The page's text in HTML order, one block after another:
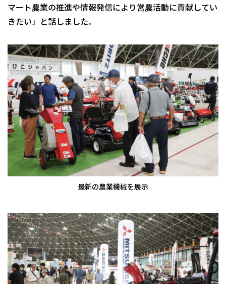
マート農業の推進や情報発信により営農活動に貢献してい
きたい」と話しました。
最新の農業機械を展示